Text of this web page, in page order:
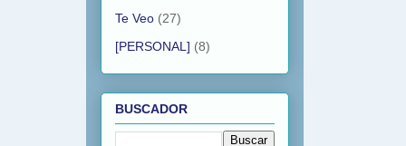
Te Veo (27)
[PERSONAL] (8)
BUSCADOR